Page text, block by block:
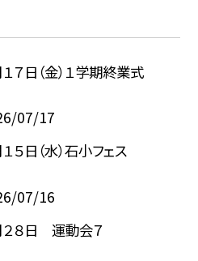
１７日（金）１学期終業式
07/17
５日（水）石小フェス
07/16
２８日 運動会７